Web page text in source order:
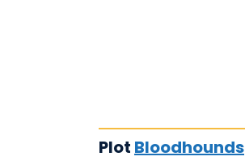
Plot Bloodhounds